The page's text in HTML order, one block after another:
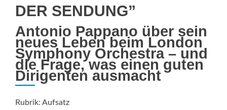
DER SENDUNG”
Antonio Pappano über sein
neues Leben beim London
Symphony Orchestra – und
die Frage, was einen guten
Dirigenten ausmacht
Rubrik: Aufsatz